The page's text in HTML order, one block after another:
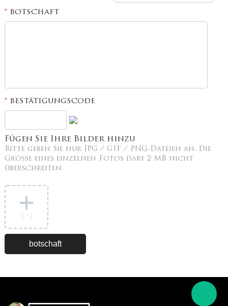
*botschaft
*bestätigungscode
Fügen Sie Ihre Bilder hinzu
Bitte geben Sie nur JPG / GIF / PNG-Dateien an. Die
Größe eines einzelnen Fotos darf 2 MB nicht
überschreiten.
1 /3